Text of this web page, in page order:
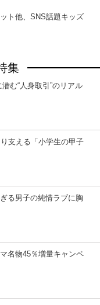
ト他、SNS話題キッズ
集
む“人身取引”のリアル
支える「小学生の甲子
る男子の純情ラブに胸
名物45％増量キャンペ